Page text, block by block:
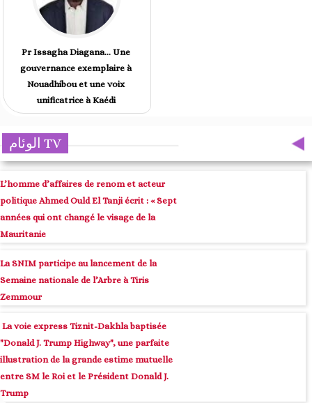
Pr Issagha Diagana… Une
gouvernance exemplaire à
Nouadhibou et une voix
unificatrice à Kaédi
الوئام TV
L’homme d’affaires de renom et acteur
politique Ahmed Ould El Tanji écrit : « Sept
années qui ont changé le visage de la
Mauritanie
La SNIM participe au lancement de la
Semaine nationale de l’Arbre à Tiris
Zemmour
La voie express Tiznit-Dakhla baptisée
"Donald J. Trump Highway", une parfaite
illustration de la grande estime mutuelle
entre SM le Roi et le Président Donald J.
Trump